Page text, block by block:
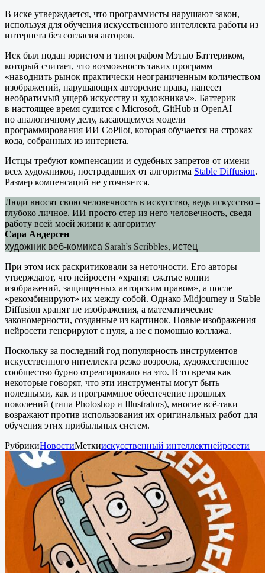
В иске утверждается, что программисты нарушают закон,
используя для обучения искусственного интеллекта работы из
интернета без согласия авторов.
Иск был подан юристом и типографом Мэтью Баттериком,
который считает, что возможность таких программ
«наводнить рынок практически неограниченным количеством
изображений, нарушающих авторские права, нанесет
необратимый ущерб искусству и художникам». Баттерик
в настоящее время судится с Microsoft, GitHub и OpenAI
по аналогичному делу, касающемуся модели
программирования ИИ CoPilot, которая обучается на строках
кода, собранных из интернета.
Истцы требуют компенсации и судебных запретов от имени
всех художников, пострадавших от алгоритма Stable Diffusion.
Размер компенсаций не уточняется.
Люди вносят свою человечность в искусство, ведь искусство –
глубоко личное. ИИ просто стер из него человечность, сведя
работу всей моей жизни к алгоритму
Сара Андерсен
художник веб-комикса Sarah’s Scribbles, истец
При этом иск раскритиковали за неточности. Его авторы
утверждают, что нейросети «хранят сжатые копии
изображений, защищенных авторским правом», а после
«рекомбинируют» их между собой. Однако Midjourney и Stable
Diffusion хранят не изображения, а математические
закономерности, созданные из картинок. Новые изображения
нейросети генерируют с нуля, а не с помощью коллажа.
Поскольку за последний год популярность инструментов
искусственного интеллекта резко возросла, художественное
сообщество бурно отреагировало на это. В то время как
некоторые говорят, что эти инструменты могут быть
полезными, как и программное обеспечение прошлых
поколений (типа Photoshop и Illustrators), многие всё-таки
возражают против использования их оригинальных работ для
обучения этих прибыльных систем.
РубрикиНовостиМеткиискусственный интеллектнейросети